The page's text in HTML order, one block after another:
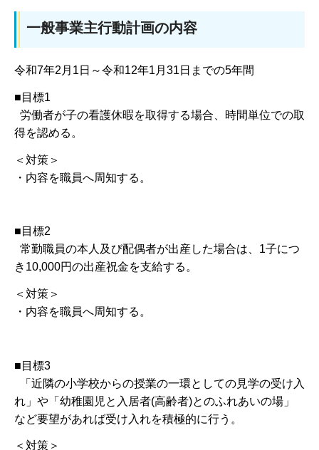
一般事業主行動計画の内容
令和7年2月1日～令和12年1月31日までの5年間
■目標1
労働者が子の看護休暇を取得する場合、時間単位での取
得を認める。
＜対策＞
・内容を職員へ周知する。
■目標2
常勤職員の本人及び配偶者が出産した場合は、1子につ
き10,000円の出産祝金を支給する。
＜対策＞
・内容を職員へ周知する。
■目標3
「近隣の小学校からの授業の一環としての見学の受け入
れ」や「幼稚園児と入居者(高齢者)とのふれあいの場」
など要望があれば受け入れを積極的に行う。
＜対策＞